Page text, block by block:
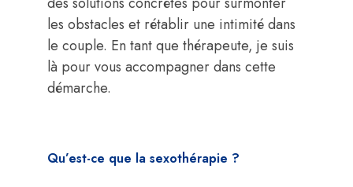
les obstacles et rétablir une intimité dans
le couple. En tant que thérapeute, je suis
là pour vous accompagner dans cette
démarche.
Qu’est-ce que la sexothérapie ?